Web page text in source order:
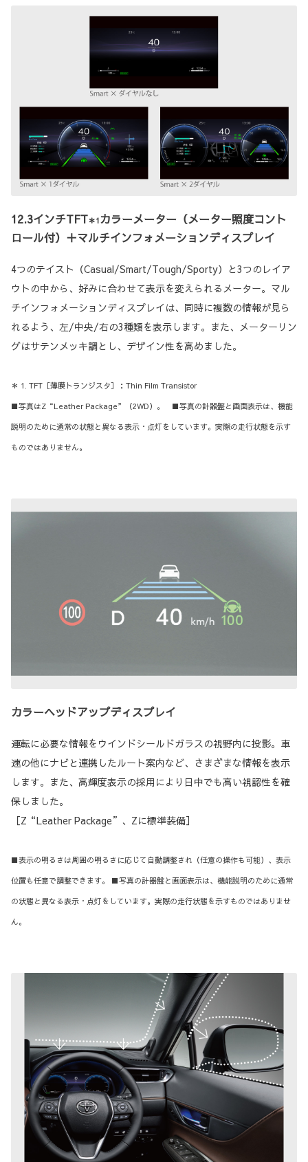
12.3インチTFT＊1カラーメーター（メーター照度コント
ロール付）＋マルチインフォメーションディスプレイ
4つのテイスト（Casual/Smart/Tough/Sporty）と3つのレイア
ウトの中から、好みに合わせて表示を変えられるメーター。マル
チインフォメーションディスプレイは、同時に複数の情報が見ら
れるよう、左/中央/右の3種類を表示します。また、メーターリン
グはサテンメッキ調とし、デザイン性を高めました。
＊ 1. TFT［薄膜トランジスタ］：Thin Film Transistor
■写真はZ“Leather Package”（2WD）。 ■写真の計器盤と画面表示は、機能
説明のために通常の状態と異なる表示・点灯をしています。実際の走行状態を示す
ものではありません。
カラーヘッドアップディスプレイ
運転に必要な情報をウインドシールドガラスの視野内に投影。車
速の他にナビと連携したルート案内など、さまざまな情報を表示
します。また、高輝度表示の採用により日中でも高い視認性を確
保しました。
［Z“Leather Package”、Zに標準装備］
■表示の明るさは周囲の明るさに応じて自動調整され（任意の操作も可能）、表示
位置も任意で調整できます。 ■写真の計器盤と画面表示は、機能説明のために通常
の状態と異なる表示・点灯をしています。実際の走行状態を示すものではありませ
ん。